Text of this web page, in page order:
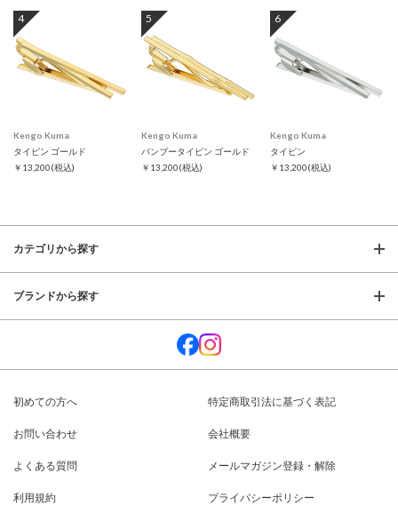
4
Kengo Kuma
タイピン ゴールド
￥13,200(税込)
5
Kengo Kuma
バンブータイピン ゴールド
￥13,200(税込)
6
Kengo Kuma
タイピン
￥13,200(税込)
カテゴリから探す
ブランドから探す
初めての方へ 特定商取引法に基づく表記
お問い合わせ 会社概要
よくある質問 メールマガジン登録・解除
利用規約 プライバシーポリシー